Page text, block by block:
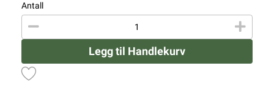
Antall
Legg til Handlekurv